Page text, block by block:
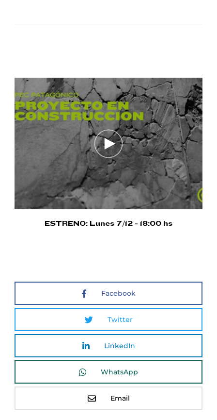
ESTRENO: Lunes 7/12 - 18:00 hs
Facebook
Twitter
LinkedIn
WhatsApp
Email